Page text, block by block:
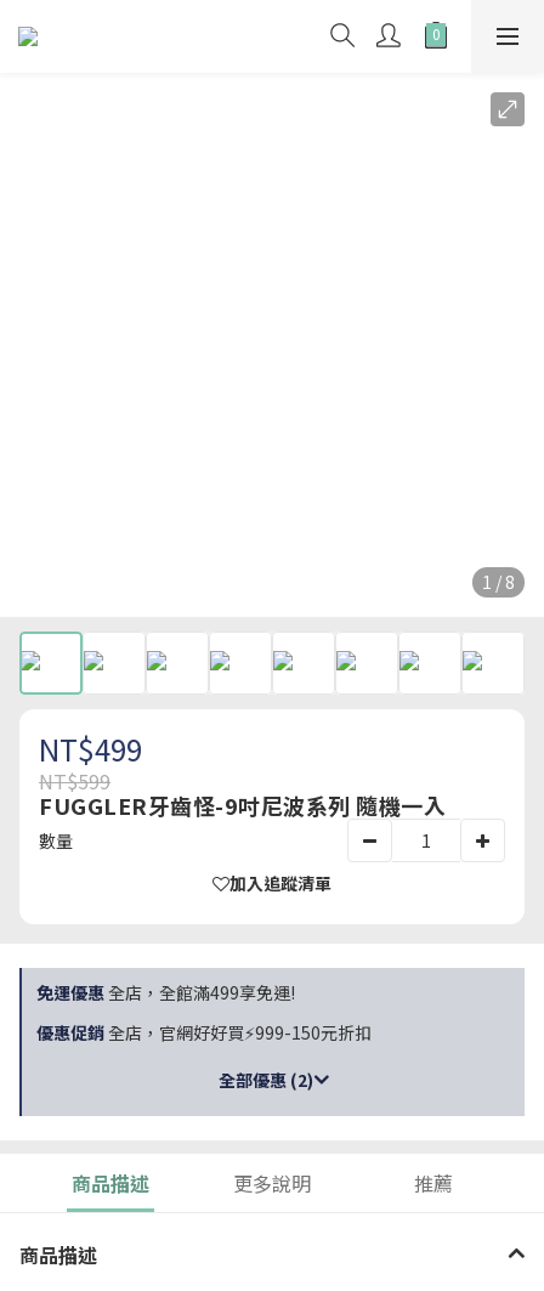
1 / 8
NT$499
NT$599
FUGGLER牙齒怪-9吋尼波系列 隨機一入
數量
加入追蹤清單
免運優惠全店，全館滿499享免運!
優惠促銷全店，官網好好買⚡999-150元折扣
全部優惠 (2)
商品描述 更多說明 推薦
商品描述